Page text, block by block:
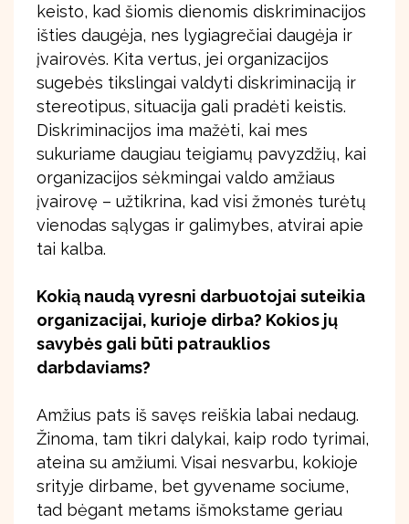
keisto, kad šiomis dienomis diskriminacijos
išties daugėja, nes lygiagrečiai daugėja ir
įvairovės. Kita vertus, jei organizacijos
sugebės tikslingai valdyti diskriminaciją ir
stereotipus, situacija gali pradėti keistis.
Diskriminacijos ima mažėti, kai mes
sukuriame daugiau teigiamų pavyzdžių, kai
organizacijos sėkmingai valdo amžiaus
įvairovę – užtikrina, kad visi žmonės turėtų
vienodas sąlygas ir galimybes, atvirai apie
tai kalba.
Kokią naudą vyresni darbuotojai suteikia
organizacijai, kurioje dirba? Kokios jų
savybės gali būti patrauklios
darbdaviams?
Amžius pats iš savęs reiškia labai nedaug.
Žinoma, tam tikri dalykai, kaip rodo tyrimai,
ateina su amžiumi. Visai nesvarbu, kokioje
srityje dirbame, bet gyvename sociume,
tad bėgant metams išmokstame geriau